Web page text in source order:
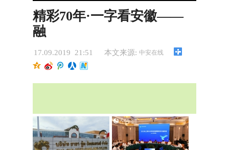
精彩70年·一字看安徽——
融
17.09.2019 21:51 本文来源: 中安在线